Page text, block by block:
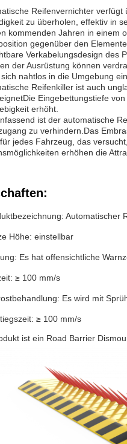
Reifenvernichter
zu überholen, effektiv in
kommenden Jahren in einem
gegenüber den
Verkabelungsdesign des
der Ausrüstung können
nahtlos in die Umgebung
Reifenkiller ist auch
Eingebettungstiefe
erhöht.
ist der automatische
zu verhindern.Das
jedes Fahrzeug, das
erhöhen die
Automatischer
Höhe: einstellbar
Es hat offensichtliche
≥ 100 mm/s
Es wird mit
≥ 100 mm/s
ist ein Road Barrier